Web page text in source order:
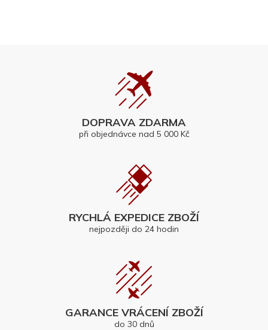
DOPRAVA ZDARMA
při objednávce nad 5 000 Kč
RYCHLÁ EXPEDICE ZBOŽÍ
nejpozději do 24 hodin
GARANCE VRÁCENÍ ZBOŽÍ
do 30 dnů